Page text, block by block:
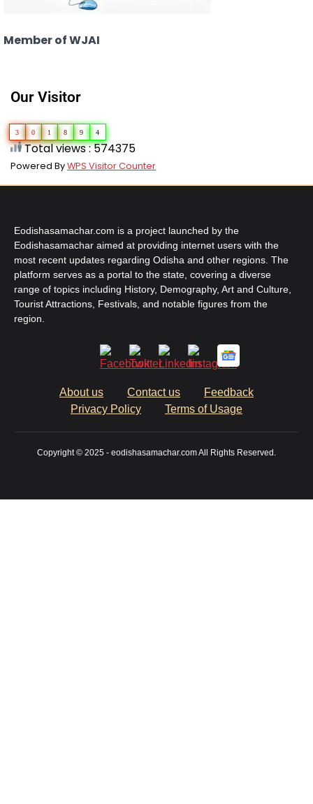
Member of WJAI
Our Visitor
3 0 1 8 9 4
Total views : 574375
Powered ByWPS Visitor Counter
Eodishasamachar.com is a project launched by the
Eodishasamachar aimed at providing internet users with the
most recent updates regarding Odisha and other regions. The
platform serves as a portal to the state, covering a diverse
range of topics including History, Demography, Art and Culture,
Tourist Attractions, Festivals, and notable figures from the
region.
About us Contact us
Feedback
Privacy Policy
Terms of Usage
Copyright © 2025 - eodishasamachar.com All Rights Reserved.